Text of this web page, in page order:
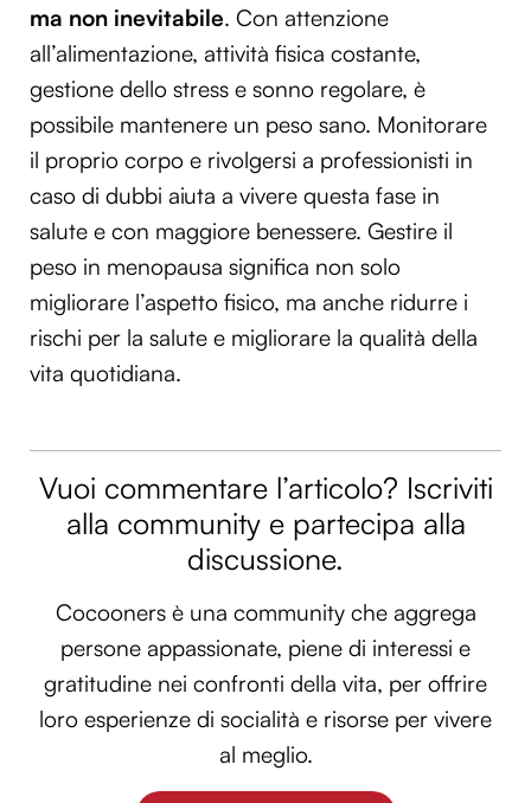
ma non inevitabile. Con attenzione
all’alimentazione, attività fisica costante,
gestione dello stress e sonno regolare, è
possibile mantenere un peso sano. Monitorare
il proprio corpo e rivolgersi a professionisti in
caso di dubbi aiuta a vivere questa fase in
salute e con maggiore benessere. Gestire il
peso in menopausa significa non solo
migliorare l’aspetto fisico, ma anche ridurre i
rischi per la salute e migliorare la qualità della
vita quotidiana.
Vuoi commentare l’articolo? Iscriviti
alla community e partecipa alla
discussione.
Cocooners è una community che aggrega
persone appassionate, piene di interessi e
gratitudine nei confronti della vita, per offrire
loro esperienze di socialità e risorse per vivere
al meglio.